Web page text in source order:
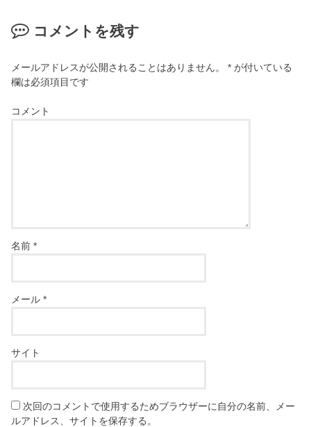
コメントを残す
メールアドレスが公開されることはありません。 * が付いている
欄は必須項目です
コメント
名前*
メール*
サイト
次回のコメントで使用するためブラウザーに自分の名前、メー
ルアドレス、サイトを保存する。